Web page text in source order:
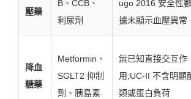
壓藥
B、CCB、
利尿劑
ugo 2016 安全性
據未顯示血壓異常
降血
糖藥
Metformin、
SGLT2 抑制
劑、胰島素
無已知直接交互作
用;UC-II 不含明顯
類或蛋白負荷